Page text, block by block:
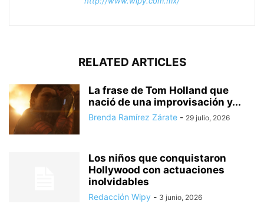
RELATED ARTICLES
La frase de Tom Holland que
nació de una improvisación y...
Brenda Ramírez Zárate - 29 julio, 2026
Los niños que conquistaron
Hollywood con actuaciones
inolvidables
Redacción Wipy - 3 junio, 2026